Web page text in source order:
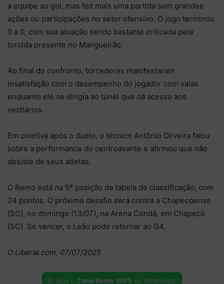
a equipe ao gol, mas fez mais uma partida sem grandes
ações ou participações no setor ofensivo. O jogo terminou
0 a 0, com sua atuação sendo bastante criticada pela
torcida presente no Mangueirão.
Ao final do confronto, torcedores manifestaram
insatisfação com o desempenho do jogador com vaias
enquanto ele se dirigia ao túnel que dá acesso aos
vestiários.
Em coletiva após o duelo, o técnico Antônio Oliveira falou
sobre a performance do centroavante e afirmou que não
desiste de seus atletas.
O Remo está na 5ª posição da tabela de classificação, com
24 pontos. O próximo desafio será contra a Chapecoense
(SC), no domingo (13/07), na Arena Condá, em Chapecó
(SC). Se vencer, o Leão pode retornar ao G4.
O Liberal.com, 07/07/2025
Siga o Canal Remo 100% no WhatsApp